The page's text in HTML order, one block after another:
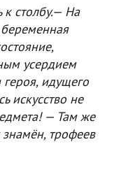
к столбу.— На
усердием
идущего
искусство не
— Там же
трофеев